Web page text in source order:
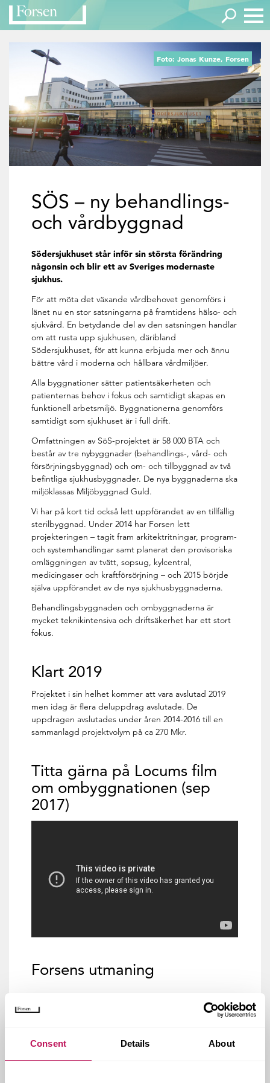
Consent Details About
Foto: Jonas Kunze, Forsen
SÖS – ny behandlings-
och vårdbyggnad
Södersjukhuset står inför sin största förändring
någonsin och blir ett av Sveriges modernaste
sjukhus.
För att möta det växande vårdbehovet genomförs i
länet nu en stor satsningarna på framtidens hälso- och
sjukvård. En betydande del av den satsningen handlar
om att rusta upp sjukhusen, däribland
Södersjukhuset, för att kunna erbjuda mer och ännu
bättre vård i moderna och hållbara vårdmiljöer.
Alla byggnationer sätter patientsäkerheten och
patienternas behov i fokus och samtidigt skapas en
funktionell arbetsmiljö. Byggnationerna genomförs
samtidigt som sjukhuset är i full drift.
Omfattningen av SöS-projektet är 58 000 BTA och
består av tre nybyggnader (behandlings-, vård- och
försörjningsbyggnad) och om- och tillbyggnad av två
befintliga sjukhusbyggnader. De nya byggnaderna ska
miljöklassas Miljöbyggnad Guld.
Vi har på kort tid också lett uppförandet av en tillfällig
sterilbyggnad. Under 2014 har Forsen lett
projekteringen – tagit fram arkitektritningar, program-
och systemhandlingar samt planerat den provisoriska
omläggningen av tvätt, sopsug, kylcentral,
medicingaser och kraftförsörjning – och 2015 börjde
själva uppförandet av de nya sjukhusbyggnaderna.
Behandlingsbyggnaden och ombyggnaderna är
mycket teknikintensiva och driftsäkerhet har ett stort
fokus.
Klart 2019
Projektet i sin helhet kommer att vara avslutad 2019
men idag är flera deluppdrag avslutade. De
uppdragen avslutades under åren 2014-2016 till en
sammanlagd projektvolym på ca 270 Mkr.
Titta gärna på Locums film
om ombyggnationen (sep
2017)
Forsens utmaning
ombyggnaden. Verksamheten måste vara igång
Provisoriska byggnader/anläggningar har byggts –
tvätt, sopsug, kylcentral, reservkraft,